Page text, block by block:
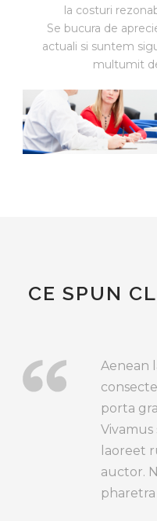
la costuri
Se bucura de
actuali si suntem
multumit
CE SPUN
Aenean
porta
laoreet
auctor.